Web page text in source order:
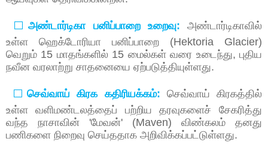
⬜அண்டார்டிகா பனிப்பாறை உறைவு:
அண்டார்டிகாவில்
உள்ள
ஹெக்டோரியா பனிப்பாறை(Hektoria Glacier)
வெறும்15 மாதங்களில் 15 மைல்கள் வரை உடைந்து,புதிய
நவீன வரலாற்று சாதனையை ஏற்படுத்தியுள்ளது.
⬜செவ்வாய் கிரக கதிரியக்கம்: செவ்வாய்
கிரகத்தில்
உள்ள
வளிமண்டலத்தைப் பற்றிய தரவுகளைச்
சேகரித்து
வந்த
நாசாவின்'மேவன்' (Maven) விண்கலம்
தனது
பணிகளை நிறைவு செய்ததாக அறிவிக்கப்பட்டுள்ளது.